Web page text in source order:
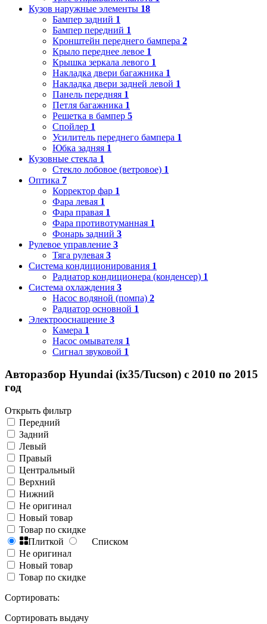
Кузов наружные элементы 18
Бампер задний 1
Бампер передний 1
Кронштейн переднего бампера 2
Крыло переднее левое 1
Крышка зеркала левого 1
Накладка двери багажника 1
Накладка двери задней левой 1
Панель передняя 1
Петля багажника 1
Решетка в бампер 5
Спойлер 1
Усилитель переднего бампера 1
Юбка задняя 1
Кузовные стекла 1
Стекло лобовое (ветровое) 1
Оптика 7
Корректор фар 1
Фара левая 1
Фара правая 1
Фара противотуманная 1
Фонарь задний 3
Рулевое управление 3
Тяга рулевая 3
Система кондиционирования 1
Радиатор кондиционера (конденсер) 1
Система охлаждения 3
Насос водяной (помпа) 2
Радиатор основной 1
Электрооснащение 3
Камера 1
Насос омывателя 1
Сигнал звуковой 1
Авторазбор Hyundai (ix35/Tucson) с 2010 по 2015
год
Открыть фильтр
Передний
Задний
Левый
Правый
Центральный
Верхний
Нижний
Не оригинал
Новый товар
Товар по скидке
Плиткой
Списком
Не оригинал
Новый товар
Товар по скидке
Сортировать:
Сортировать выдачу